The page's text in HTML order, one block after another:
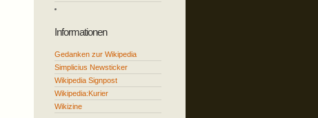
Informationen
Gedanken zur Wikipedia
Simplicius Newsticker
Wikipedia Signpost
Wikipedia:Kurier
Wikizine